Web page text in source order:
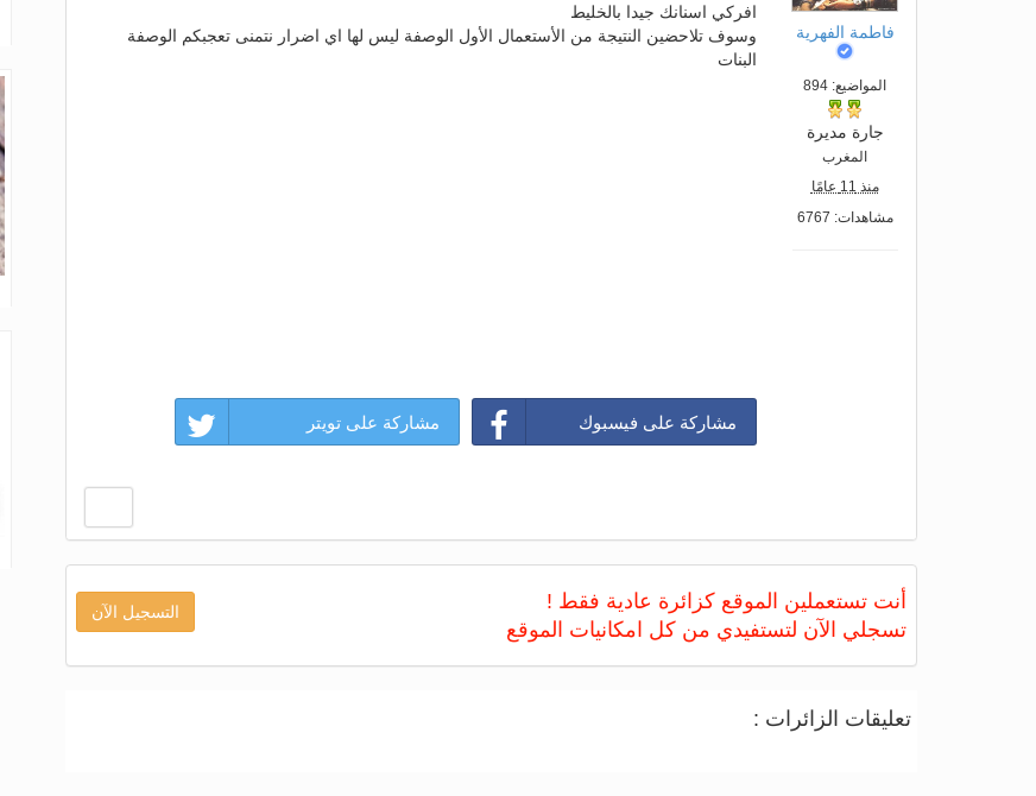
فاطمة الفهرية
المواضيع: 894
جارة مديرة
المغرب
منذ 11 عامًا
مشاهدات: 6767
افركي اسنانك جيدا بالخليط
وسوف تلاحضين النتيجة من الأستعمال الأول الوصفة ليس لها اي اضرار نتمنى تعجبكم الوصفة
البنات
مشاركة على فيسبوك مشاركة على تويتر
أنت تستعملين الموقع كزائرة عادية فقط !
تسجلي الآن لتستفيدي من كل امكانيات الموقع
التسجيل الآن
تعليقات الزائرات :